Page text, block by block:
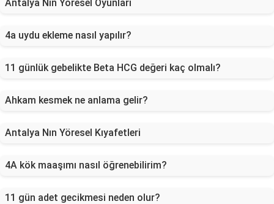
Antalya Nın Yöresel Oyunları
4a uydu ekleme nasıl yapılır?
11 günlük gebelikte Beta HCG değeri kaç olmalı?
Ahkam kesmek ne anlama gelir?
Antalya Nın Yöresel Kıyafetleri
4A kök maaşımı nasıl öğrenebilirim?
11 gün adet gecikmesi neden olur?